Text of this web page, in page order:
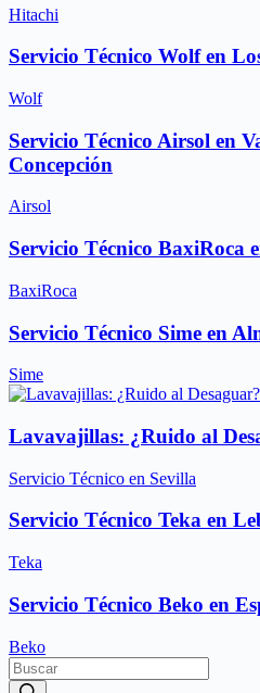
Hitachi
Servicio Técnico Wolf en
Wolf
Servicio Técnico Airsol en
Concepción
Airsol
Servicio Técnico BaxiRoca
BaxiRoca
Servicio Técnico Sime en
Sime
Lavavajillas: ¿Ruido al
Servicio Técnico en Sevilla
Servicio Técnico Teka en
Teka
Servicio Técnico Beko en
Beko